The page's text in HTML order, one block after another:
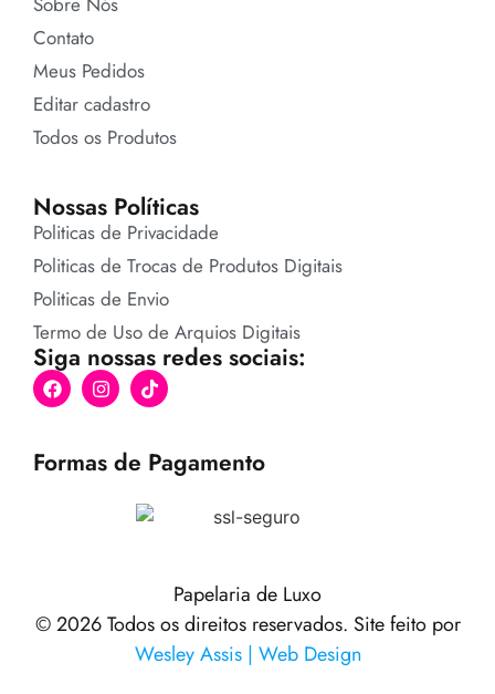
Contato
Meus Pedidos
Editar cadastro
Todos os Produtos
Nossas Políticas
Politicas de Privacidade
Politicas de Trocas de Produtos Digitais
Politicas de Envio
Termo de Uso de Arquios Digitais
Siga nossas redes sociais:
Formas de Pagamento
Papelaria de Luxo
© 2026 Todos os direitos reservados. Site feito por
Wesley Assis | Web Design